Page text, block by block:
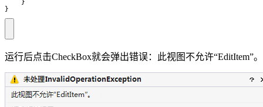
}
}
运行后点击CheckBox就会弹出错误：此视图不允许“EditItem”。